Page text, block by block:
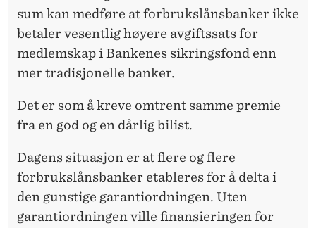
sum kan medføre at forbrukslåns­banker ikke
betaler vesentlig høyere avgiftssats for
medlemskap i Bankenes sikringsfond enn
mer tradisjonelle banker.
Det er som å kreve omtrent samme premie
fra en god og en dårlig bilist.
Dagens situasjon er at flere og flere
forbrukslånsbanker etableres for å delta i
den gunstige garantiordningen. Uten
garantiordningen ville finansieringen for